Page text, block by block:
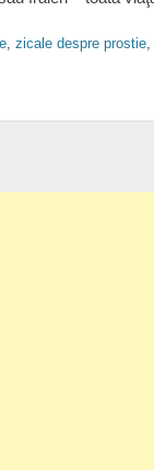
, zicale despre prostie,